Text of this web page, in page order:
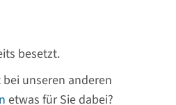
besetzt.
unseren anderen
etwas für Sie dabei?